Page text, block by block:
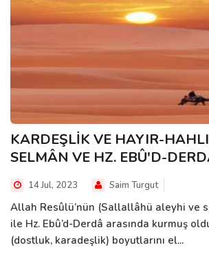
KARDEŞLİK VE HAYIR-
SELMÂN VE HZ. EBÛ'D-
14 Jul, 2023 Saim Turgut
Allah Resûlü’nün (Sallallâhü aleyhi ve
ile Hz. Ebû’d-Derdâ arasında kurmuş
(dostluk, karadeşlik) boyutlarını el...